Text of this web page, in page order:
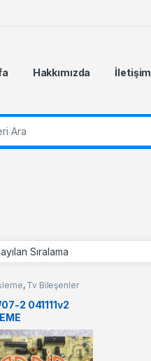
Hakkımızda İletişim
, Tv Bileşenler
2 041111v2